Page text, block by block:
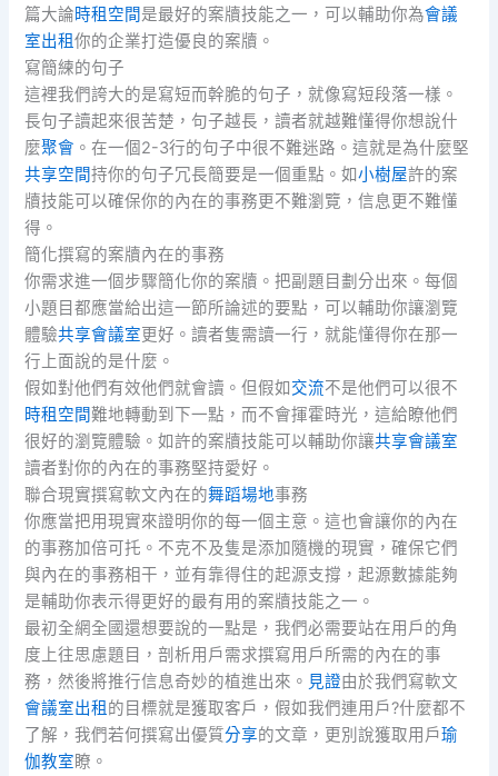
篇大論時租空間是最好的案牘技能之一，可以輔助你為會議
室出租你的企業打造優良的案牘。
寫簡練的句子
這裡我們誇大的是寫短而幹脆的句子，就像寫短段落一樣。
長句子讀起來很苦楚，句子越長，讀者就越難懂得你想說什
麼聚會 。在一個2-3行的句子中很不難迷路。這就是為什麼堅
共享空間持你的句子冗長簡要是一個重點。如小樹屋許的案
牘技能可以確保你的內在的事務更不難瀏覽，信息更不難懂
得。
簡化撰寫的案牘內在的事務
你需求進一個步驟簡化你的案牘。把副題目劃分出來。每個
小題目都應當給出這一節所論述的要點，可以輔助你讓瀏覽
體驗共享會議室更好。讀者隻需讀一行，就能懂得你在那一
行上面說的是什麼。
假如對他們有效他們就會讀。但假如 交流不是他們可以很不
時租空間難地轉動到下一點，而不會揮霍時光，這給瞭他們
很好的瀏覽體驗。如許的案牘技能可以輔助你讓共享會議室
讀者對你的內在的事務堅持愛好。
聯合現實撰寫軟文內在的舞蹈場地事務
你應當把用現實來證明你的每一個主意。這也會讓你的內在
的事務加倍可托。不克不及隻是添加隨機的現實，確保它們
與內在的事務相干，並有靠得住的起源支撐，起源數據能夠
是輔助你表示得更好的最有用的案牘技能之一。
最初全網全國還想要說的一點是，我們必需要站在用戶的角
度上往思慮題目，剖析用戶需求撰寫用戶所需的內在的事
務，然後將推行信息奇妙的植進出來。 見證由於我們寫軟文
會議室出租 的目標就是獲取客戶，假如我們連用戶?什麼都不
了解，我們若何撰寫出優質分享的文章，更別說獲取用戶瑜
伽教室瞭。